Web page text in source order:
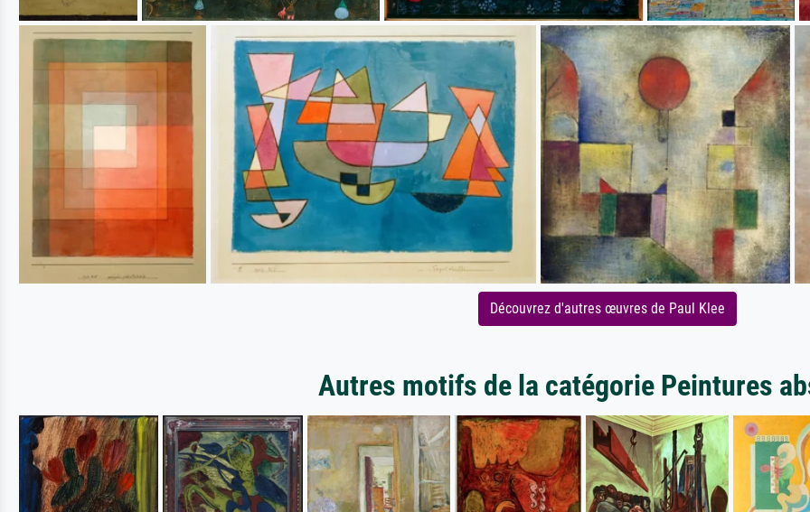
Découvrez d'autres œuvres de Paul Klee
Autres motifs de la catégorie Peintures